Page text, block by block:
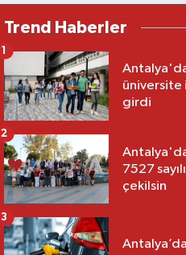
Trend Haberler
üniversite
girdi
1
7527
çekilsin
2
3